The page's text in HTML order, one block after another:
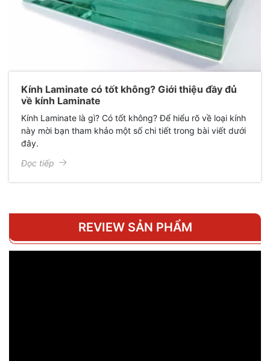
Kính Laminate có tốt không? Giới thiệu đầy đủ
về kính Laminate
Kính Laminate là gì? Có tốt không? Để hiểu rõ về loại kính
này mời bạn tham khảo một số chi tiết trong bài viết dưới
đây.
Đọc tiếp
REVIEW SẢN PHẨM